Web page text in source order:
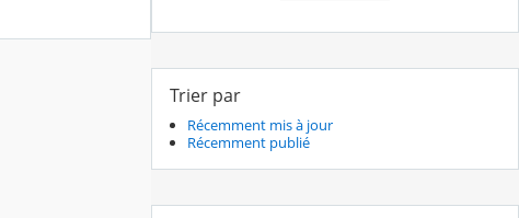
Trier par
Récemment mis à jour
Récemment publié